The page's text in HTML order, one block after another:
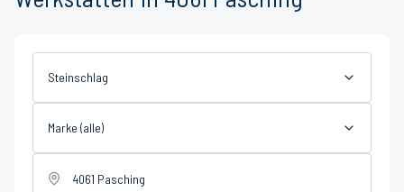
Steinschlag
Marke (alle)